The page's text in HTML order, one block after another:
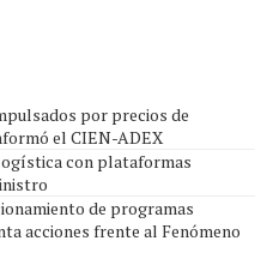
por precios de
el CIEN-ADEX
con plataformas
de programas
acciones frente al Fenómeno